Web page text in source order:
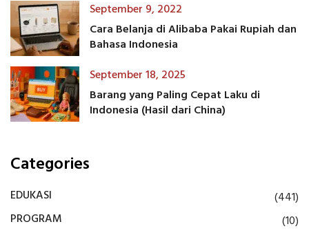
September 9, 2022
Cara Belanja di Alibaba Pakai Rupiah dan
Bahasa Indonesia
September 18, 2025
Barang yang Paling Cepat Laku di
Indonesia (Hasil dari China)
Categories
EDUKASI
(441)
PROGRAM
(10)